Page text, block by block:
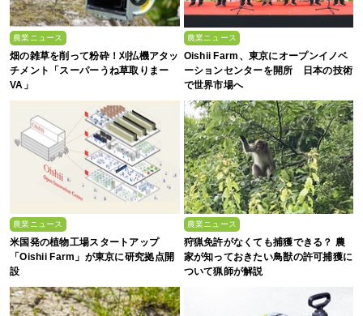
農業ニュース
畑の雑草を削って粉砕！刈払機アタッ
チメント「スーパーうね草取りまー
VA」
農業ニュース
Oishii Farm、東京にオープンイノベ
ーションセンターを開所 日本の技術
で世界市場へ
農業ニュース
米国発の植物工場スタートアップ
「Oishii Farm」が東京に研究拠点開
設
農業ニュース
狩猟免許がなくても捕獲できる？ 農
家が知っておきたい鳥獣の許可捕獲に
ついて猟師が解説